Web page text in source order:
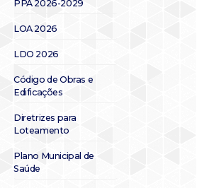
PPA 2026-2029
LOA 2026
LDO 2026
Código de Obras e
Edificações
Diretrizes para
Loteamento
Plano Municipal de
Saúde